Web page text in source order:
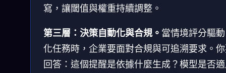
寫，讓閾值與權重持續調整。
第三層：決策自動化與合規。 當情境評分驅
化任務時，企業要面對合規與可追溯要求。
回答：這個提醒是依據什麼生成？模型是否